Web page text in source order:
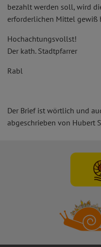
bezahlt werden soll, wird
erforderlichen Mittel gewiß
Hochachtungsvollst!
Der kath. Stadtpfarrer
Rabl
Der Brief ist wörtlich und
abgeschrieben von Hubert